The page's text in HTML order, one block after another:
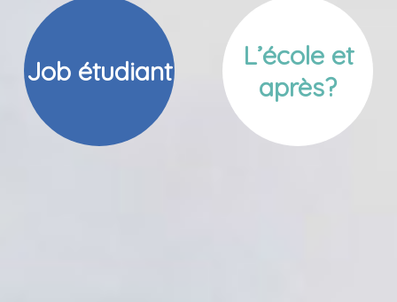
Job étudiant
L’école et
après?